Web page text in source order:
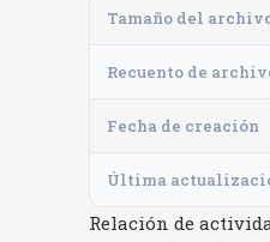
Tamaño del
Recuento de
Fecha de creación
Última
Relación de